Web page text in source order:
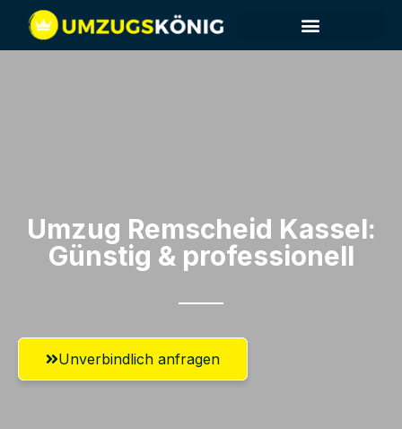
Umzug Remscheid​ Kassel:
Günstig & professionell​
Unverbindlich anfragen